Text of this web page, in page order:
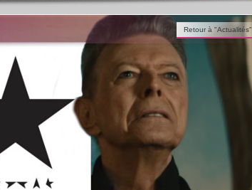
Retour à "Actualités"